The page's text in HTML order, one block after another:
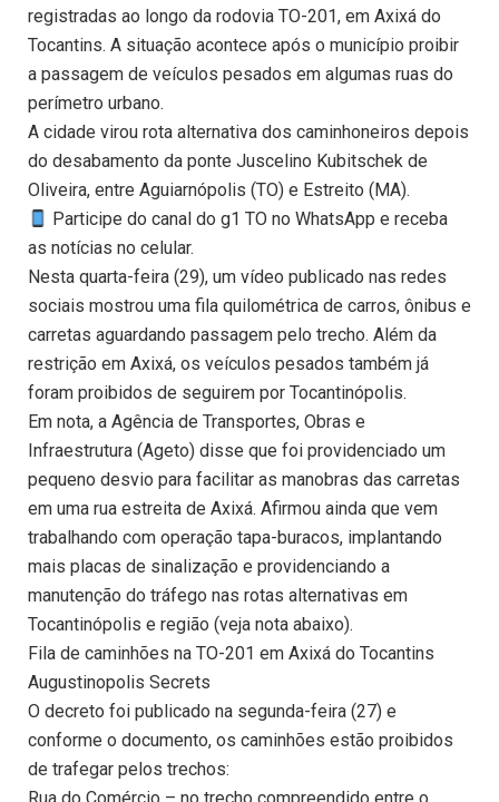
registradas ao longo da rodovia TO-201, em Axixá do
Tocantins. A situação acontece após o município proibir
a passagem de veículos pesados em algumas ruas do
perímetro urbano.
A cidade virou rota alternativa dos caminhoneiros depois
do desabamento da ponte Juscelino Kubitschek de
Oliveira, entre Aguiarnópolis (TO) e Estreito (MA).
Participe do canal do g1 TO no WhatsApp e receba
as notícias no celular.
Nesta quarta-feira (29), um vídeo publicado nas redes
sociais mostrou uma fila quilométrica de carros, ônibus e
carretas aguardando passagem pelo trecho. Além da
restrição em Axixá, os veículos pesados também já
foram proibidos de seguirem por Tocantinópolis.
Em nota, a Agência de Transportes, Obras e
Infraestrutura (Ageto) disse que foi providenciado um
pequeno desvio para facilitar as manobras das carretas
em uma rua estreita de Axixá. Afirmou ainda que vem
trabalhando com operação tapa-buracos, implantando
mais placas de sinalização e providenciando a
manutenção do tráfego nas rotas alternativas em
Tocantinópolis e região (veja nota abaixo).
Fila de caminhões na TO-201 em Axixá do Tocantins
Augustinopolis Secrets
O decreto foi publicado na segunda-feira (27) e
conforme o documento, os caminhões estão proibidos
de trafegar pelos trechos: